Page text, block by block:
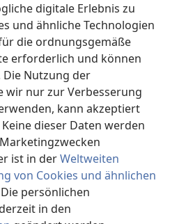
digitale Erlebnis zu
und ähnliche Technologien
die ordnungsgemäße
erforderlich und können
Nutzung der
wir nur zur Verbesserung
kann akzeptiert
dieser Daten werden
ist in derWeltweiten
von Cookies und ähnlichen
persönlichen
in den
Talent weg und gebt es
q 29 Denn jeder, der
und Überfluss haben.
selbst das, was er hat,
30 Werft diesen
in die Dunkelheit. Dort
Zähnen knirschen.‘
s in seiner
Engel mit ihm, t wird er
Thron setzen.
werden, und er